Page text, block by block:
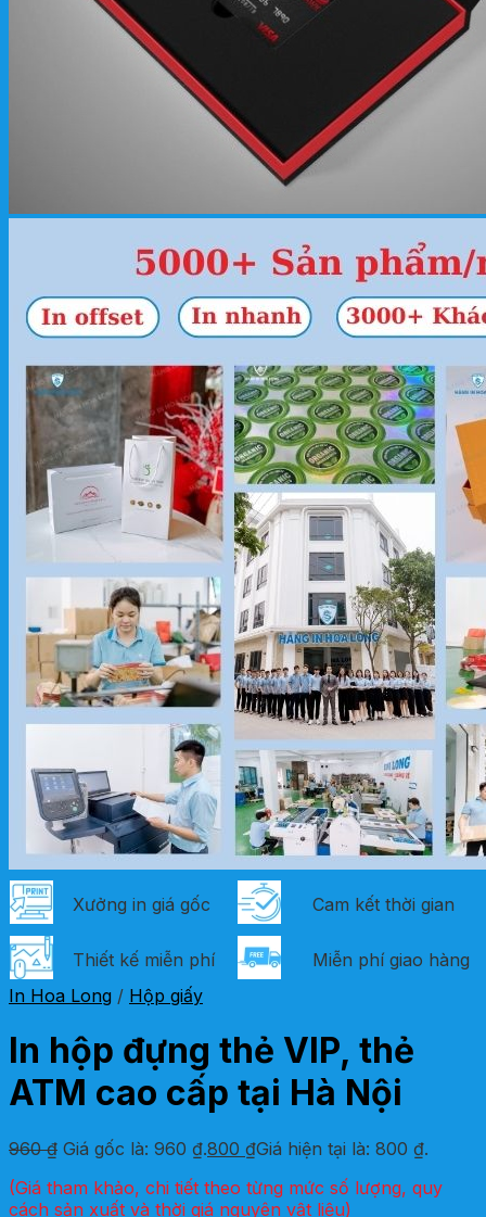
Xưởng in giá gốc Cam kết thời gian
Thiết kế miễn phí
Miễn phí giao hàng
In Hoa Long / Hộp giấy
In hộp đựng thẻ VIP, thẻ
ATM cao cấp tại Hà Nội
960₫ Giá gốc là: 960 ₫.800 ₫Giá hiện tại là: 800 ₫.
(Giá tham khảo, chi tiết theo từng mức số lượng, quy
cách sản xuất và thời giá nguyên vật liệu)